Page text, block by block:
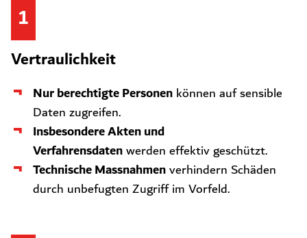
1
Vertraulichkeit
Nur berechtigte Personenkönnen auf sensible
Daten zugreifen.
Insbesondere Akten und
Verfahrensdatenwerden effektiv geschützt.
Technische Massnahmenverhindern Schäden
durch unbefugten Zugriff im Vorfeld.